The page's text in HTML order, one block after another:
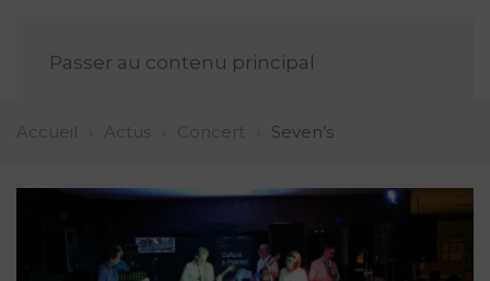
Passer au contenu principal
Accueil Actus Concert Seven’s